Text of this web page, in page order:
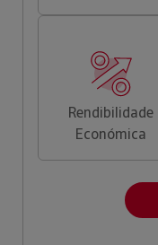
Rendibilidade
Económica